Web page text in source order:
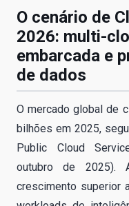
O cenário de
2026: multi-
embarcada e
de dados
O mercado global de
bilhões em 2025,
Public Cloud
outubro de 2025).
crescimento superior